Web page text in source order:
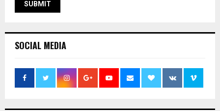
SOCIAL MEDIA